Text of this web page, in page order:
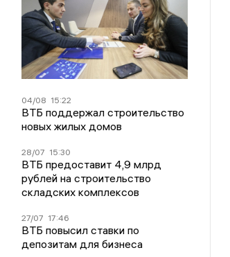
04/08 15:22
ВТБ поддержал строительство
новых жилых домов
28/07 15:30
ВТБ предоставит 4,9 млрд
рублей на строительство
складских комплексов
27/07 17:46
ВТБ повысил ставки по
депозитам для бизнеса